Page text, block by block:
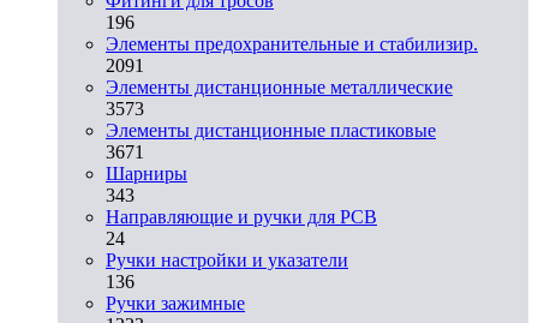
196
Элементы предохранительные и стабилизир.
2091
Элементы дистанционные металлические
3573
Элементы дистанционные пластиковые
3671
Шарниры
343
Направляющие и ручки для PCB
24
Ручки настройки и указатели
136
Ручки зажимные